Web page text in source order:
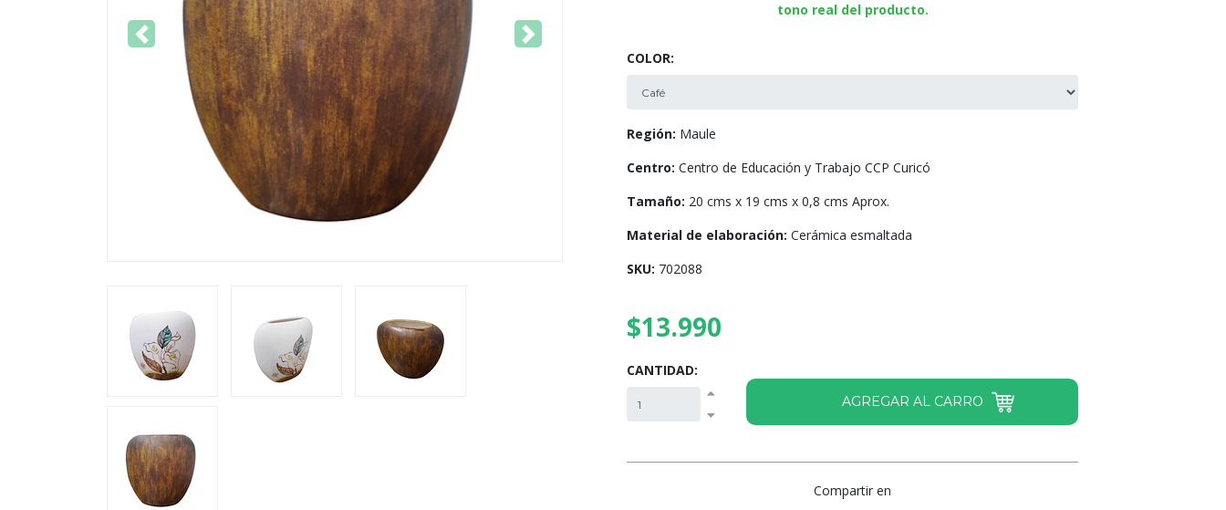
Previous Next
tono real del producto.
COLOR:
Región: Maule
Centro: Centro de Educación y Trabajo CCP Curicó
Tamaño: 20 cms x 19 cms x 0,8 cms Aprox.
Material de elaboración: Cerámica esmaltada
SKU: 702088
$13.990
CANTIDAD:
Compartir en